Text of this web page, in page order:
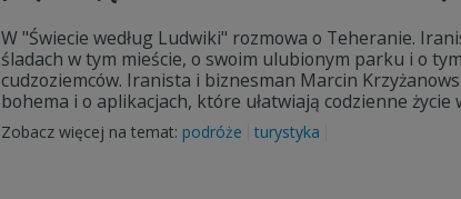
W "Świecie według Ludwiki" rozmowa o Teheranie.
śladach w tym mieście, o swoim ulubionym parku i o
cudzoziemców. Iranista i biznesman Marcin
bohema i o aplikacjach, które ułatwiają codzienne
Zobacz więcej na temat: podróże turystyka